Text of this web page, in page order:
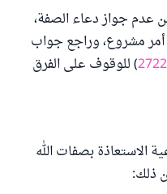
عدم جواز دعاء الصفة،
أمر مشروع، وراجع جواب
) للوقوف على الفرق
الاستعاذة بصفات الله
ذلك: